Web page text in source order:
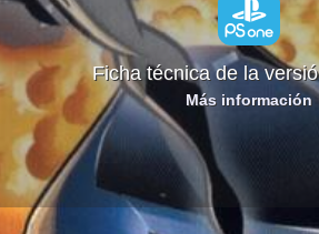
Ficha técnica de la
Más información